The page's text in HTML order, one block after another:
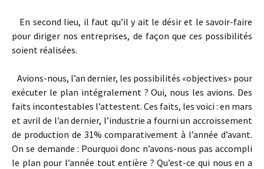
En second lieu, il faut qu’il y ait le désir et le savoir-­faire
pour diriger nos entreprises, de façon que ces possibilités
soient réalisées.
Avions­-nous, l’an dernier, les possibilités «objectives» pour
exécuter le plan intégralement ? Oui, nous les avions. Des
faits incontestables l’attestent. Ces faits, les voici : en mars
et avril de l’an dernier, l’industrie a fourni un accroissement
de production de 31% comparativement à l’année d’avant.
On se demande : Pourquoi donc n’avons­-nous pas accompli
le plan pour l’année tout entière ? Qu’est-ce qui nous en a